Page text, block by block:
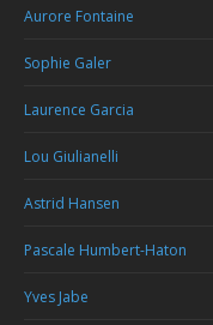
Aurore Fontaine
Sophie Galer
Laurence Garcia
Lou Giulianelli
Astrid Hansen
Pascale Humbert-Haton
Yves Jabe